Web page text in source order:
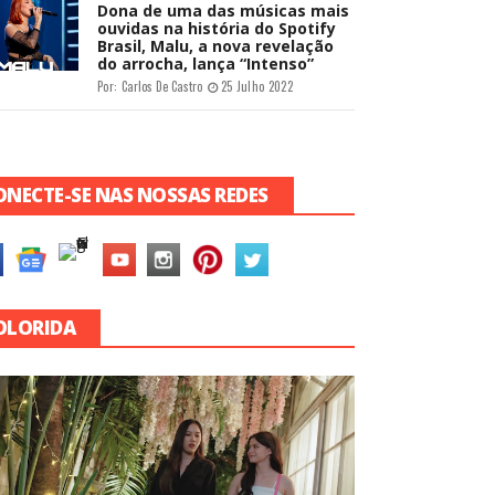
Dona de uma das músicas mais
ouvidas na história do Spotify
Brasil, Malu, a nova revelação
do arrocha, lança “Intenso”
Por: Carlos De Castro 25 Julho 2022
SE NAS NOSSAS REDES